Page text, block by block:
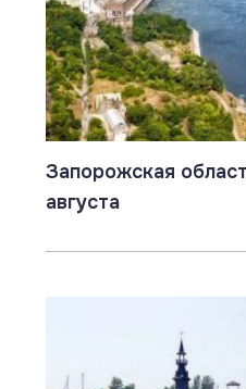
Запорожская
августа